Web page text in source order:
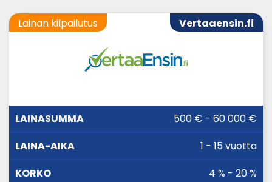
Vertaaensin.fi
Lainan kilpailutus
LAINASUMMA KORKO500 € - 60 000 €
1 - 15 vuotta
4 % - 20 %